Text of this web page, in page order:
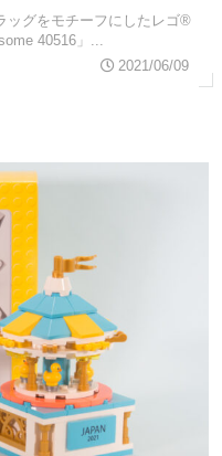
ッグをモチーフにしたレゴ®
40516」...
2021/06/09